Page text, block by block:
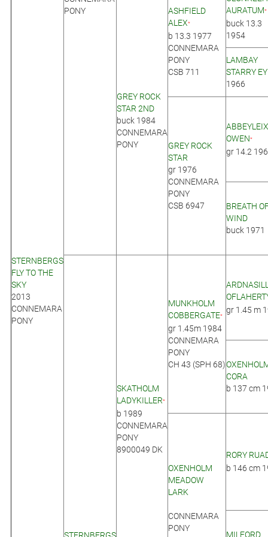
STERNBERGS
FLY TO THE
SKY
2013
CONNEMARA
PONY
PONY
GREY ROCK
STAR 2ND
buck 1984
CONNEMARA
PONY
ASHFIELD
ALEX*
b 13.3 1977
CONNEMARA
PONY
CSB 711
AURATUM*
buck 13.3
1954
LAMBAY
STARRY
1966
GREY ROCK
STAR
gr 1976
CONNEMARA
PONY
CSB 6947
ABBEYLEIX
OWEN*
gr 14.2
BREATH
WIND
buck 1971
STERNBERGS
SKATHOLM
LADYKILLER*
b 1989
CONNEMARA
PONY
8900049 DK
MUNKHOLM
COBBERGATE*
gr 1.45m 1984
CONNEMARA
PONY
CH 43 (SPH 68)
gr 1.45 m
CORA
b 137 cm
OXENHOLM
MEADOW
LARK
CONNEMARA
PONY
RORY
b 146 cm
MILFORD